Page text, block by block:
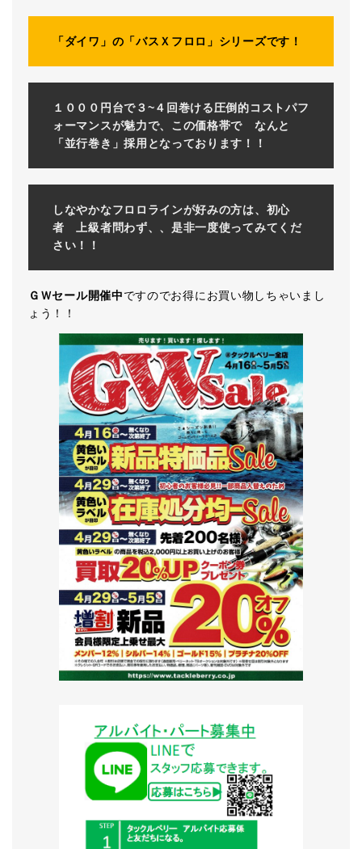
「ダイワ」の「バスＸフロロ」シリーズです！
１０００円台で３~４回巻ける圧倒的コストパフ
ォーマンスが魅力で、この価格帯で なんと
「並行巻き」採用となっております！！
しなやかなフロロラインが好みの方は、初心
者 上級者問わず、、是非一度使ってみてくだ
さい！！
ＧＷセール開催中ですのでお得にお買い物しちゃいまし
ょう！！